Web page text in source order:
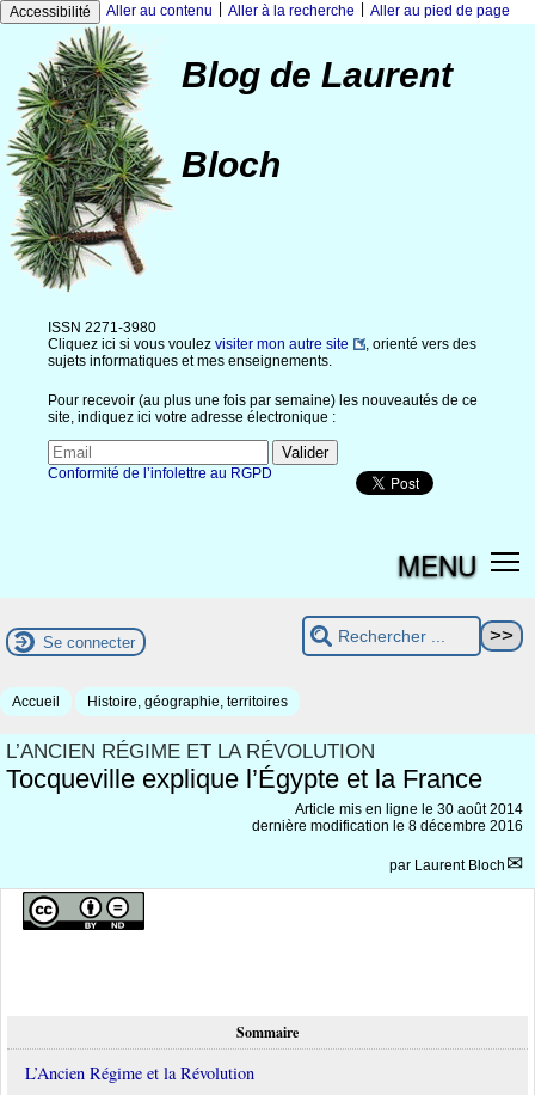
Accessibilité Aller au contenu Aller à la recherche Aller au pied de page
Blog de Laurent
Bloch
ISSN 2271-3980
Cliquez ici si vous voulez visiter mon autre site
, orienté vers des
sujets informatiques et mes enseignements.
Pour recevoir (au plus une fois par semaine) les nouveautés de ce
site, indiquez ici votre adresse électronique :
Conformité de l’infolettre au RGPD
MENU
Se connecter
Accueil Histoire, géographie, territoires
L’ANCIEN RÉGIME ET LA RÉVOLUTION
Tocqueville explique l’Égypte et la France
Article mis en ligne le 30 août 2014
dernière modification le 8 décembre 2016
par Laurent Bloch
Sommaire
L’Ancien Régime et la Révolution